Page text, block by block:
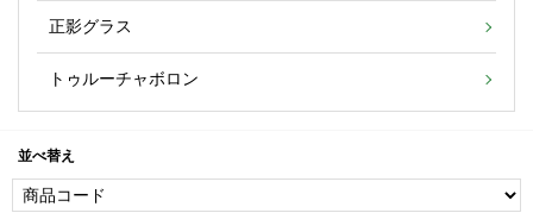
正影グラス
トゥルーチャボロン
並べ替え